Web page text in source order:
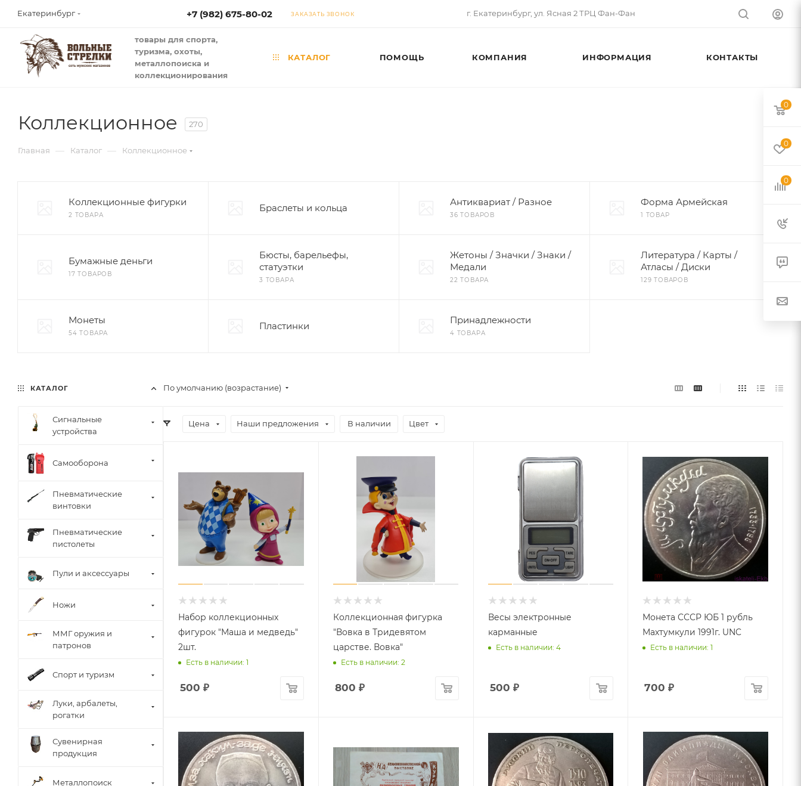
Екатеринбург +7 (982) 675-80-02 ЗАКАЗАТЬ ЗВОНОК г. Екатеринбург, ул. Ясная 2 ТРЦ Фан-Фан
товары для спорта,
туризма, охоты,
металлопоиска и
коллекционирования
КАТАЛОГ ПОМОЩЬ КОМПАНИЯ ИНФОРМАЦИЯ КОНТАКТЫ
Коллекционное 270
Главная — Каталог — Коллекционное
Коллекционные фигурки
2 ТОВАРА
Браслеты и кольца
Антиквариат / Разное
36 ТОВАРОВ
Форма Армейская
1 ТОВАР
Бумажные деньги
17 ТОВАРОВ
Бюсты, барельефы,
статуэтки
3 ТОВАРА
Жетоны / Значки / Знаки /
Медали
22 ТОВАРА
Литература / Карты /
Атласы / Диски
129 ТОВАРОВ
Монеты
54 ТОВАРА
Пластинки
Принадлежности
4 ТОВАРА
По умолчанию (возрастание)
Цена Наши предложения В наличии Цвет
Набор коллекционных
фигурок "Маша и медведь"
2шт.
Есть в наличии: 1
500 ₽
Коллекционная фигурка
"Вовка в Тридевятом
царстве. Вовка"
Есть в наличии: 2
800 ₽
Весы электронные
карманные
Есть в наличии: 4
500 ₽
Монета СССР ЮБ 1 рубль
Махтумкули 1991г. UNC
Есть в наличии: 1
700 ₽
КАТАЛОГ
Сигнальные
устройства
Самооборона
Пневматические
винтовки
Пневматические
пистолеты
Пули и аксессуары
Ножи
ММГ оружия и
патронов
Спорт и туризм
Луки, арбалеты,
рогатки
Сувенирная
продукция
Металлопоиск
0
0
0